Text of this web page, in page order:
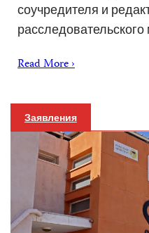
соучредителя и
Read More ›
Заявления